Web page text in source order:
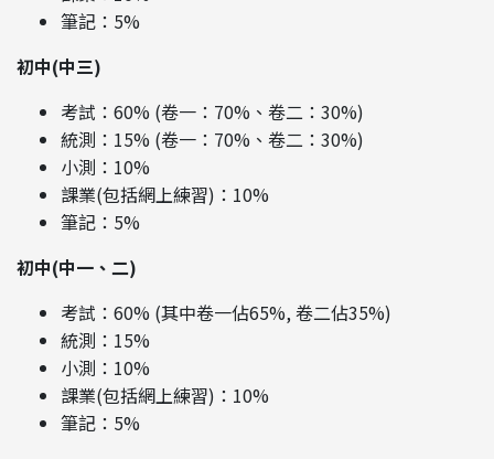
筆記：5%
初中(中三)
考試：60% (卷一：70%、卷二：30%)
統測：15% (卷一：70%、卷二：30%)
小測：10%
課業(包括網上練習)：10%
筆記：5%
初中(中一、二)
考試：60% (其中卷一佔65%, 卷二佔35%)
統測：15%
小測：10%
課業(包括網上練習)：10%
筆記：5%